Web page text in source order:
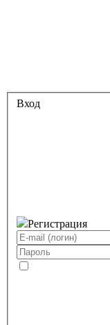
Вход
Регистрация